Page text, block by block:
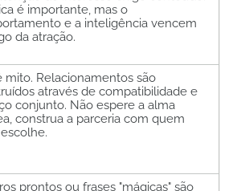
é importante, mas o
e a inteligência vencem
da atração.
mito. Relacionamentos são
através de compatibilidade e
conjunto. Não espere a alma
construa a parceria com quem
prontos ou frases "mágicas" são